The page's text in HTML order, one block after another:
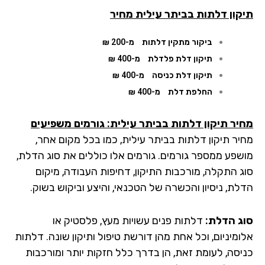
דלתותבביתר עילית מחיר
ביקור מתקין דלתות
מ-200 ₪
תיקון דלת פלדלת
מ-400 ₪
תיקון דלת כניסה
מ-400 ₪
החלפת דלת
מ-400 ₪
תיקון דלתות בביתר עילית: גורמים משפיעים
תיקון דלתות בביתר עילית, כמו בכל מקום אחר,
ממספר גורמים. גורמים אלו כוללים את סוג הדלת,
התקלה, מורכבות התיקון, דחיפות העבודה, מיקום
ניסיון והכשרה של הטכנאי, והיצע וביקוש בשוק.
הדלת:דלתות פנים עשויות מעץ, פלסטיק או
וכל אחת מהן דורשת טיפול ותיקון שונה. דלתות
לעומת זאת, הן בדרך כלל חזקות יותר ומורכבות